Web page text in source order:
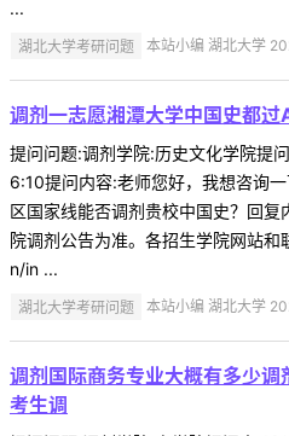
...
湖北大学考研问题 本站小编 湖北大学
调剂一志愿湘潭大学中国史都
提问问题:调剂学院:历史文化学院
6:10提问内容:老师您好，我想咨询
区国家线能否调剂贵校中国史？回
院调剂公告为准。各招生学院网站
n/in ...
湖北大学考研问题 本站小编 湖北大学
调剂国际商务专业大概有多少
考生调